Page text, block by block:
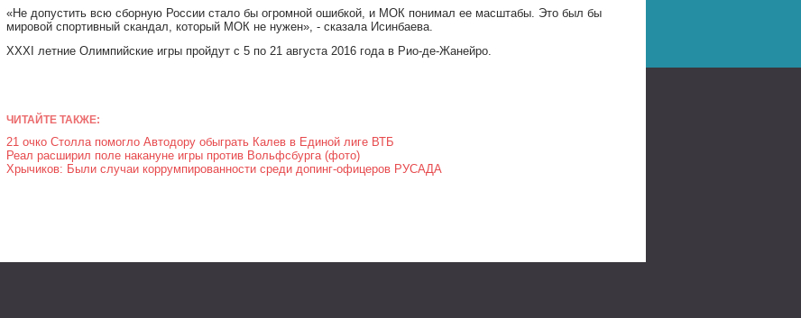
«Не допустить всю сборную России стало бы огромной ошибкой, и МОК понимал ее масштабы. Это был бы
мировой спортивный скандал, который МОК не нужен», - сказала Исинбаева.
XXXI летние Олимпийские игры пройдут с 5 по 21 августа 2016 года в Рио-де-Жанейро.
ЧИТАЙТЕ ТАКЖЕ:
21 очко Столла помогло Автодору обыграть Калев в Единой лиге ВТБ
Реал расширил поле накануне игры против Вольфсбурга (фото)
Хрычиков: Были случаи коррумпированности среди допинг-офицеров РУСАДА